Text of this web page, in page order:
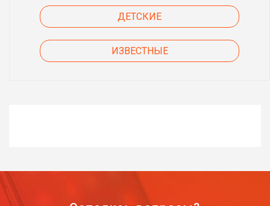
ДЕТСКИЕ
ИЗВЕСТНЫЕ